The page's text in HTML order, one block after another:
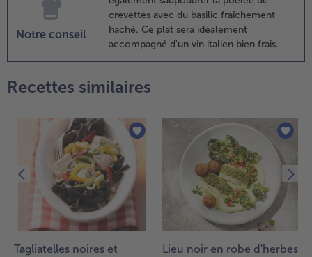
Notre conseil
crevettes avec du basilic fraîchement
haché. Ce plat sera idéalement
accompagné d'un vin italien bien frais.
Recettes similaires
Tagliatelles noires et
Lieu noir en robe d'herbes